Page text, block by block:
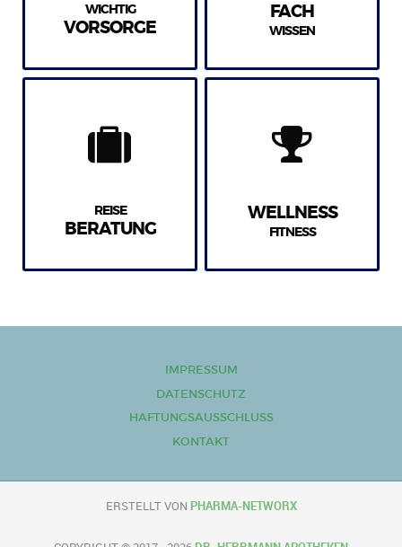
WICHTIG
VORSORGE
FACH
WISSEN
REISE
BERATUNG
WELLNESS
FITNESS
IMPRESSUM
DATENSCHUTZ
HAFTUNGSAUSSCHLUSS
KONTAKT
ERSTELLT VON PHARMA-NETWORX